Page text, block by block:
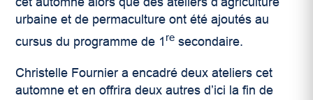
urbaine et de permaculture ont été ajoutés au
cursus du programme de 1 re secondaire.
Christelle Fournier a encadré deux ateliers cet
automne et en offrira deux autres d’ici la fin de